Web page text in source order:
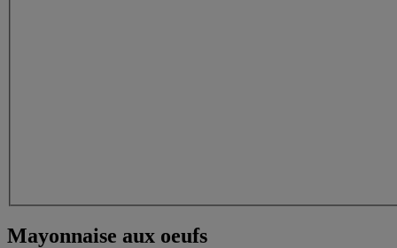
Mayonnaise aux oeufs